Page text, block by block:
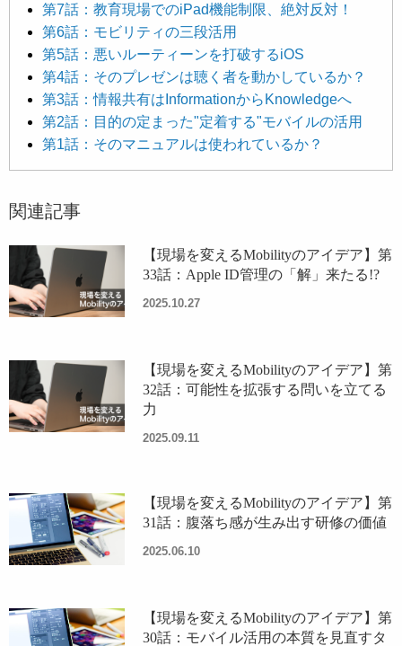
第7話：教育現場でのiPad機能制限、絶対反対！
第6話：モビリティの三段活用
第5話：悪いルーティーンを打破するiOS
第4話：そのプレゼンは聴く者を動かしているか？
第3話：情報共有はInformationからKnowledgeへ
第2話：目的の定まった"定着する"モバイルの活用
第1話：そのマニュアルは使われているか？
関連記事
【現場を変えるMobilityのアイデア】第
33話：Apple ID管理の「解」来たる!?
2025.10.27
【現場を変えるMobilityのアイデア】第
32話：可能性を拡張する問いを立てる
力
2025.09.11
【現場を変えるMobilityのアイデア】第
31話：腹落ち感が生み出す研修の価値
2025.06.10
【現場を変えるMobilityのアイデア】第
30話：モバイル活用の本質を見直すタ